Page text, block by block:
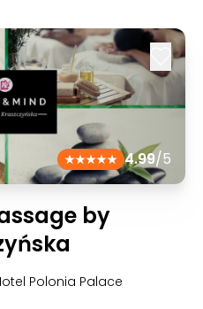
4.99/5
by
Polonia Palace